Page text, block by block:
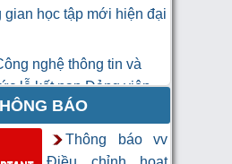
gian học tập mới hiện đại
nghệ thông tin và
lễ kết nạp Đảng viên
học “Trí tuệ nhân tạo
thông tin và thư viện”
BÁO
Thông báo vv